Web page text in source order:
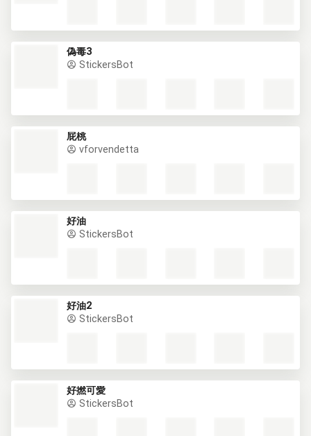
偽毒3
StickersBot
屁桃
vforvendetta
好油
StickersBot
好油2
StickersBot
好撚可愛
StickersBot